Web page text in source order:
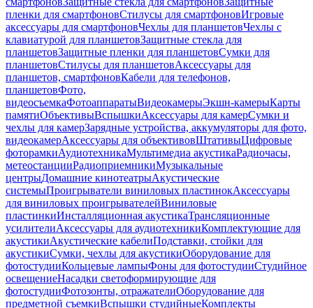
пленки для смартфоновСтилусы для смартфоновИгровые
аксессуары для смартфоновЧехлы для планшетовЧехлы с
клавиатурой для планшетовЗащитные стекла для
планшетовЗащитные пленки для планшетовСумки для
планшетовСтилусы для планшетовАксессуары для
планшетов, смартфоновКабели для телефонов,
планшетовФото,
видеосъемкаФотоаппаратыВидеокамерыЭкшн-камерыКарты
памятиОбъективыВспышкиАксессуары для камерСумки и
чехлы для камерЗарядные устройства, аккумуляторы для фото,
видеокамерАксессуары для объективовШтативыЦифровые
фоторамкиАудиотехникаМультимедиа акустикаРадиочасы,
метеостанцииРадиоприемникиМузыкальные
центрыДомашние кинотеатрыАкустические
системыПроигрыватели виниловых пластинокАксессуары
для виниловых проигрывателейВиниловые
пластинкиИнсталляционная акустикаТрансляционные
усилителиАксессуары для аудиотехникиКомплектующие для
акустикиАкустические кабелиПодставки, стойки для
акустикиСумки, чехлы для акустикиОборудование для
фотостудииКольцевые лампыФоны для фотостудииСтудийное
освещениеНасадки светоформирующие для
фотостудииФотозонты, отражателиОборудование для
предметной съемкиВспышки студийныеКомплекты